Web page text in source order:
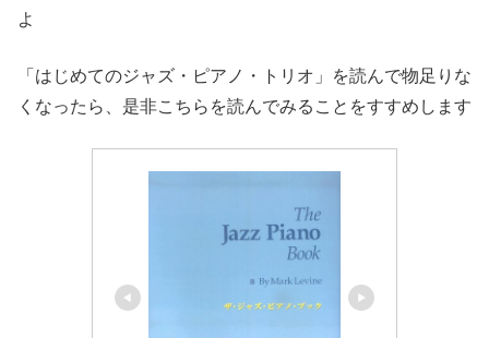
よ
「はじめてのジャズ・ピアノ・トリオ」を読んで物足りな
くなったら、是非こちらを読んでみることをすすめします